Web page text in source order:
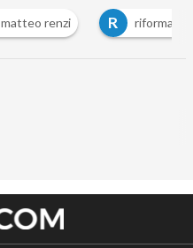
matteo renzi R riforma pa